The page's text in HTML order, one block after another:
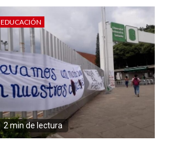
EDUCACIÓN
2 min de lectura